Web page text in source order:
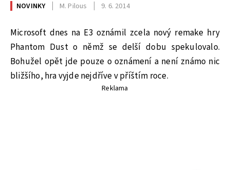
NOVINKY M. Pilous 9. 6. 2014
Microsoft dnes na E3 oznámil zcela nový remake hry
Phantom Dust o němž se delší dobu spekulovalo.
Bohužel opět jde pouze o oznámení a není známo nic
bližšího, hra vyjde nejdříve v příštím roce.
Reklama